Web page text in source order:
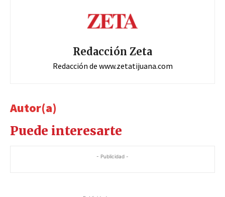
Redacción Zeta
Redacción de www.zetatijuana.com
Autor(a)
Puede interesarte
- Publicidad -